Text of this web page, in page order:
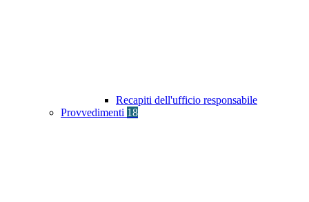
Recapiti dell'ufficio responsabile
Provvedimenti 18